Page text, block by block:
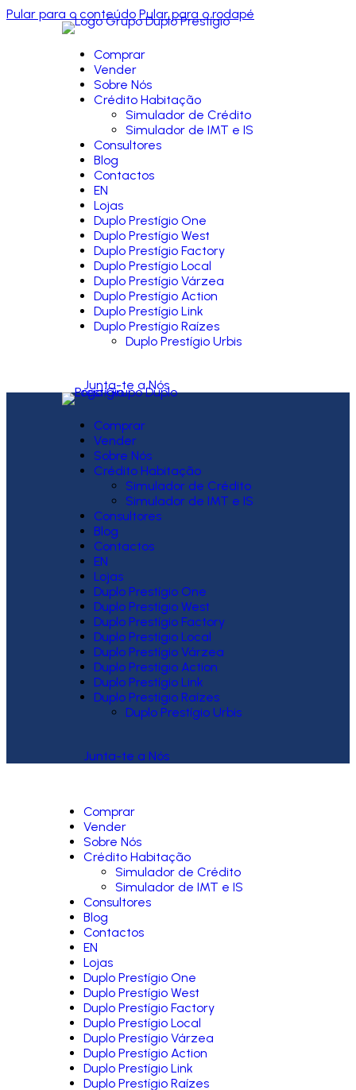
Pular para o conteúdo Pular para o rodapé
Comprar
Vender
Sobre Nós
Crédito Habitação
Simulador de Crédito
Simulador de IMT e IS
Consultores
Blog
Contactos
EN
Lojas
Duplo Prestígio One
Duplo Prestígio West
Duplo Prestígio Factory
Duplo Prestígio Local
Duplo Prestígio Várzea
Duplo Prestígio Action
Duplo Prestígio Link
Duplo Prestígio Raízes
Duplo Prestígio Urbis
Junta-te a Nós
Comprar
Vender
Sobre Nós
Crédito Habitação
Simulador de Crédito
Simulador de IMT e IS
Consultores
Blog
Contactos
EN
Lojas
Duplo Prestígio One
Duplo Prestígio West
Duplo Prestígio Factory
Duplo Prestígio Local
Duplo Prestígio Várzea
Duplo Prestígio Action
Duplo Prestígio Link
Duplo Prestígio Raízes
Duplo Prestígio Urbis
Junta-te a Nós
Comprar
Vender
Sobre Nós
Crédito Habitação
Simulador de Crédito
Simulador de IMT e IS
Consultores
Blog
Contactos
EN
Lojas
Duplo Prestígio One
Duplo Prestígio West
Duplo Prestígio Factory
Duplo Prestígio Local
Duplo Prestígio Várzea
Duplo Prestígio Action
Duplo Prestígio Link
Duplo Prestígio Raízes